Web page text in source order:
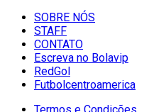
SOBRE NÓS
STAFF
CONTATO
Escreva no Bolavip
RedGol
Futbolcentroamerica